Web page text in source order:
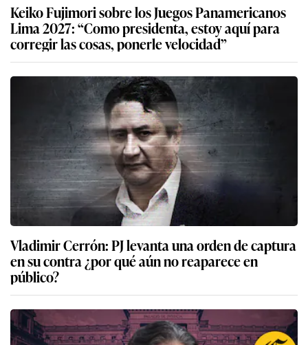
Keiko Fujimori sobre los Juegos Panamericanos
Lima 2027: “Como presidenta, estoy aquí para
corregir las cosas, ponerle velocidad”
Vladimir Cerrón: PJ levanta una orden de captura
en su contra ¿por qué aún no reaparece en
público?